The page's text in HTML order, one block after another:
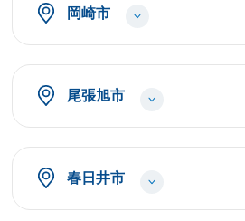
岡崎市
尾張旭市
春日井市